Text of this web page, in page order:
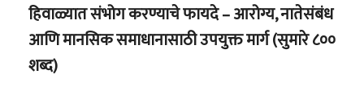
हिवाळ्यात संभोग करण्याचे फायदे – आरोग्य, नातेसंबंध
आणि मानसिक समाधानासाठी उपयुक्त मार्ग (सुमारे ८००
शब्द)